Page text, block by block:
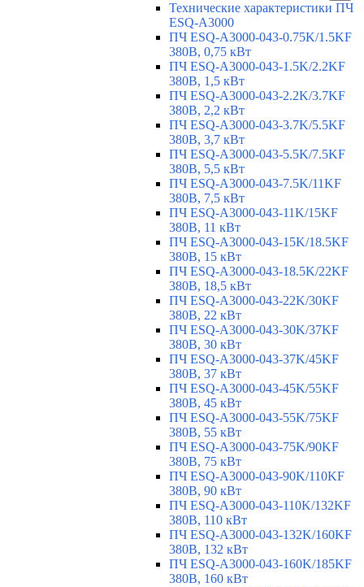
Технические характеристики ПЧ
ESQ-A3000
ПЧ ESQ-A3000-043-0.75K/1.5KF
380В, 0,75 кВт
ПЧ ESQ-A3000-043-1.5K/2.2KF
380В, 1,5 кВт
ПЧ ESQ-A3000-043-2.2K/3.7KF
380В, 2,2 кВт
ПЧ ESQ-A3000-043-3.7K/5.5KF
380В, 3,7 кВт
ПЧ ESQ-A3000-043-5.5K/7.5KF
380В, 5,5 кВт
ПЧ ESQ-A3000-043-7.5K/11KF
380В, 7,5 кВт
ПЧ ESQ-A3000-043-11K/15KF
380В, 11 кВт
ПЧ ESQ-A3000-043-15K/18.5KF
380В, 15 кВт
ПЧ ESQ-A3000-043-18.5K/22KF
380В, 18,5 кВт
ПЧ ESQ-A3000-043-22K/30KF
380В, 22 кВт
ПЧ ESQ-A3000-043-30K/37KF
380В, 30 кВт
ПЧ ESQ-A3000-043-37K/45KF
380В, 37 кВт
ПЧ ESQ-A3000-043-45K/55KF
380В, 45 кВт
ПЧ ESQ-A3000-043-55K/75KF
380В, 55 кВт
ПЧ ESQ-A3000-043-75K/90KF
380В, 75 кВт
ПЧ ESQ-A3000-043-90K/110KF
380В, 90 кВт
ПЧ ESQ-A3000-043-110K/132KF
380В, 110 кВт
ПЧ ESQ-A3000-043-132K/160KF
380В, 132 кВт
ПЧ ESQ-A3000-043-160K/185KF
380В, 160 кВт